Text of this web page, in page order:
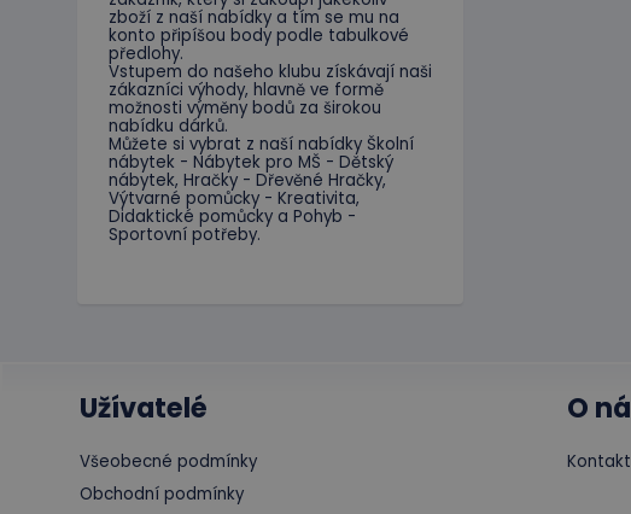
zboží z naší nabídky a tím se mu na
konto připíšou body podle tabulkové
předlohy.
Vstupem do našeho klubu získávají naši
zákazníci výhody, hlavně ve formě
možnosti výměny bodů za širokou
nabídku dárků.
Můžete si vybrat z naší nabídky Školní
nábytek - Nábytek pro MŠ - Dětský
nábytek, Hračky - Dřevěné Hračky,
Výtvarné pomůcky - Kreativita,
Didaktické pomůcky a Pohyb -
Sportovní potřeby.
Užívatelé
Všeobecné podmínky
Obchodní podmínky
O